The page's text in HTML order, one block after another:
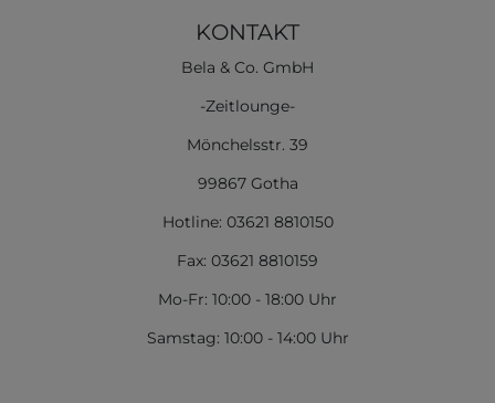
KONTAKT
Bela & Co. GmbH
-Zeitlounge-
Mönchelsstr. 39
99867 Gotha
Hotline: 03621 8810150
Fax: 03621 8810159
Mo-Fr: 10:00 - 18:00 Uhr
Samstag: 10:00 - 14:00 Uhr